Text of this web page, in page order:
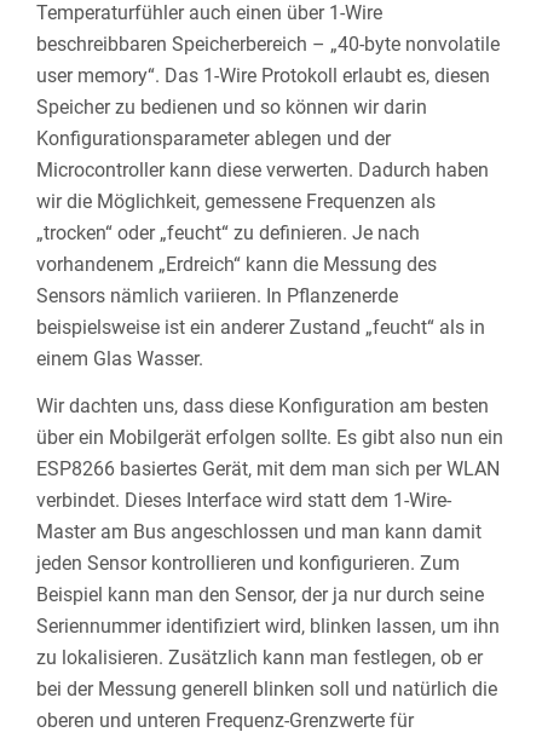
Temperaturfühler auch einen über 1-Wire
beschreibbaren Speicherbereich – „40-byte nonvolatile
user memory“. Das 1-Wire Protokoll erlaubt es, diesen
Speicher zu bedienen und so können wir darin
Konfigurationsparameter ablegen und der
Microcontroller kann diese verwerten. Dadurch haben
wir die Möglichkeit, gemessene Frequenzen als
„trocken“ oder „feucht“ zu definieren. Je nach
vorhandenem „Erdreich“ kann die Messung des
Sensors nämlich variieren. In Pflanzenerde
beispielsweise ist ein anderer Zustand „feucht“ als in
einem Glas Wasser.
Wir dachten uns, dass diese Konfiguration am besten
über ein Mobilgerät erfolgen sollte. Es gibt also nun ein
ESP8266 basiertes Gerät, mit dem man sich per WLAN
verbindet. Dieses Interface wird statt dem 1-Wire-
Master am Bus angeschlossen und man kann damit
jeden Sensor kontrollieren und konfigurieren. Zum
Beispiel kann man den Sensor, der ja nur durch seine
Seriennummer identifiziert wird, blinken lassen, um ihn
zu lokalisieren. Zusätzlich kann man festlegen, ob er
bei der Messung generell blinken soll und natürlich die
oberen und unteren Frequenz-Grenzwerte für